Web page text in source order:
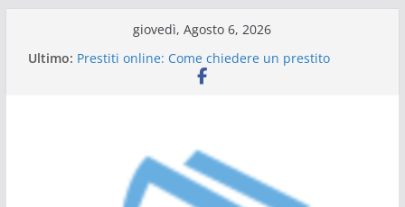
giovedì, Agosto 6, 2026
Ultimo: Prestiti online: Come chiedere un prestito
Tutto ciò che dovete sapere sulle carte di credito